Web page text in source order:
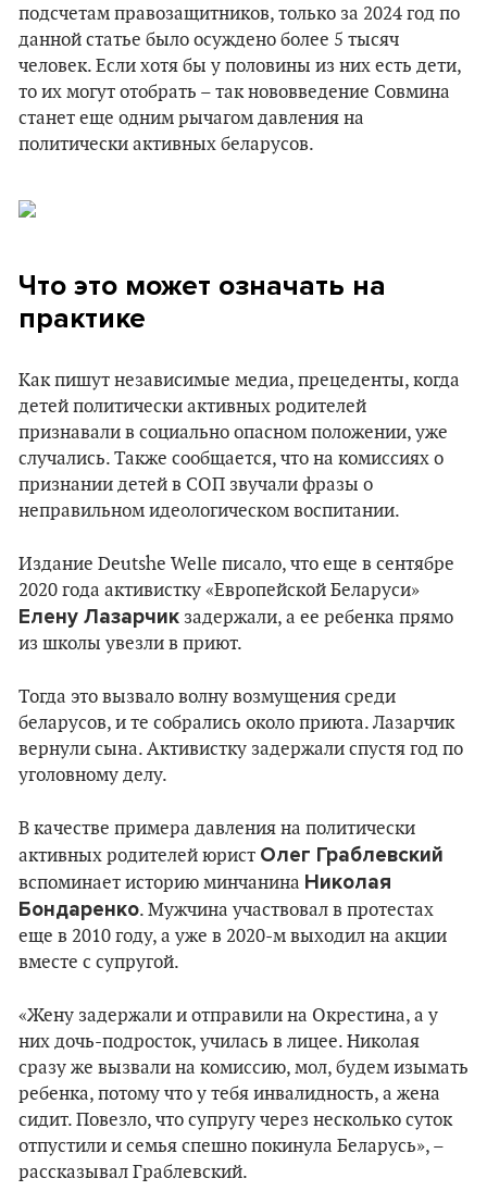
подсчетам правозащитников, только за 2024 год по
данной статье было осуждено более 5 тысяч
человек. Если хотя бы у половины из них есть дети,
то их могут отобрать – так нововведение Совмина
станет еще одним рычагом давления на
политически активных беларусов.
Что это может означать на
практике
Как пишут независимые медиа, прецеденты, когда
детей политически активных родителей
признавали в социально опасном положении, уже
случались. Также сообщается, что на комиссиях о
признании детей в СОП звучали фразы о
неправильном идеологическом воспитании.
Издание Deutshe Welle писало, что еще в сентябре
2020 года активистку «Европейской Беларуси»
Елену Лазарчик задержали, а ее ребенка прямо
из школы увезли в приют.
Тогда это вызвало волну возмущения среди
беларусов, и те собрались около приюта. Лазарчик
вернули сына. Активистку задержали спустя год по
уголовному делу.
В качестве примера давления на политически
активных родителей юрист Олег Граблевский
вспоминает историю минчанина Николая
Бондаренко. Мужчина участвовал в протестах
еще в 2010 году, а уже в 2020-м выходил на акции
вместе с супругой.
«Жену задержали и отправили на Окрестина, а у
них дочь-подросток, училась в лицее. Николая
сразу же вызвали на комиссию, мол, будем изымать
ребенка, потому что у тебя инвалидность, а жена
сидит. Повезло, что супругу через несколько суток
отпустили и семья спешно покинула Беларусь», –
рассказывал Граблевский.